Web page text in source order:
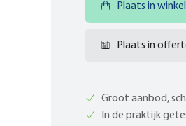
Plaats in
Plaats in
Groot aanbod,
In de praktijk